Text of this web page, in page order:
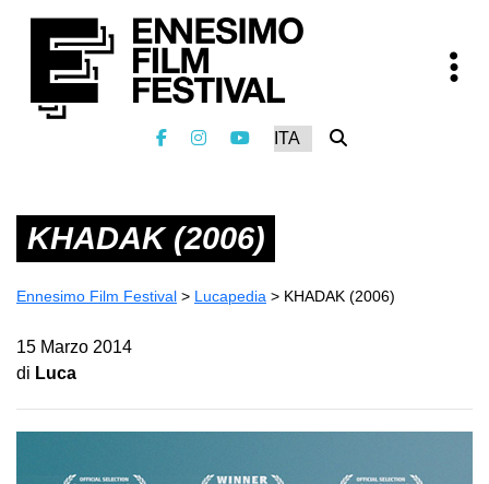
KHADAK (2006)
Ennesimo Film Festival > Lucapedia > KHADAK (2006)
15 Marzo 2014
di Luca